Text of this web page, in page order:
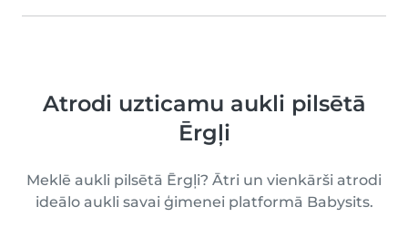
Atrodi uzticamu aukli pilsētā
Ērgļi
Meklē aukli pilsētā Ērgļi? Ātri un vienkārši atrodi
ideālo aukli savai ģimenei platformā Babysits.